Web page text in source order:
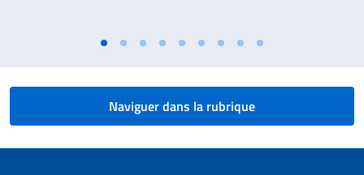
Naviguer dans la rubrique